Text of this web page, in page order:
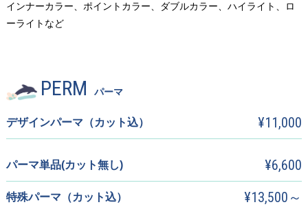
インナーカラー、ポイントカラー、ダブルカラー、ハイライト、ロ
ーライトなど
PERM パーマ
デザインパーマ（カット込） ¥11,000
パーマ単品(カット無し) ¥6,600
特殊パーマ（カット込） ¥13,500～